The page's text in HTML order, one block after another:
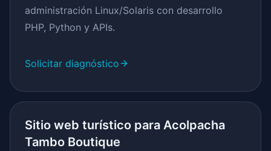
administración Linux/Solaris con desarrollo
PHP, Python y APIs.
Solicitar diagnóstico
Sitio web turístico para Acolpacha
Tambo Boutique